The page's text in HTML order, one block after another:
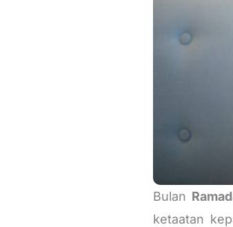
Bulan
ketaatan